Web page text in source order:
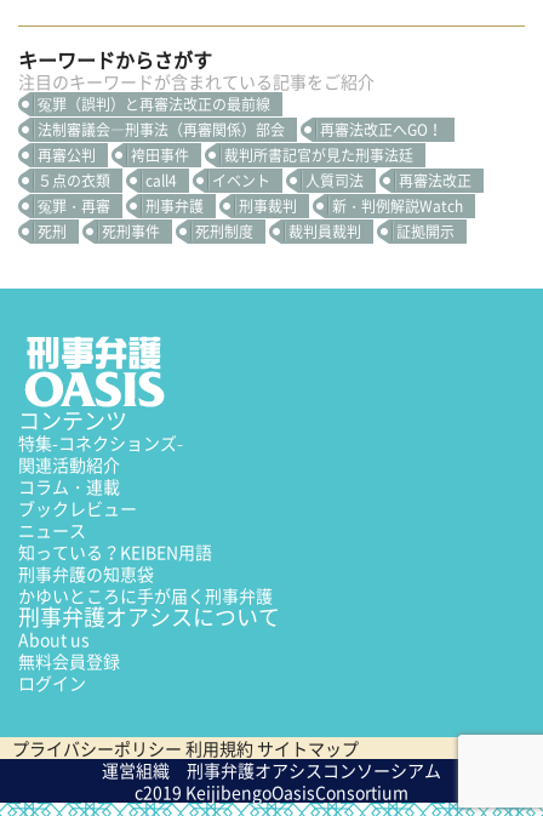
キーワードからさがす
注目のキーワードが含まれている記事をご紹介
冤罪（誤判）と再審法改正の最前線
法制審議会―刑事法（再審関係）部会
再審法改正へGO！
再審公判
袴田事件
裁判所書記官が見た刑事法廷
５点の衣類
call4 イベント 人質司法
再審法改正
冤罪・再審
刑事弁護 刑事裁判
新・判例解説Watch
死刑
死刑事件 死刑制度 裁判員裁判 証拠開示
コンテンツ
特集-コネクションズ-
関連活動紹介
コラム・連載
ブックレビュー
ニュース
知っている？KEIBEN用語
刑事弁護の知恵袋
かゆいところに手が届く刑事弁護
刑事弁護オアシスについて
About us
無料会員登録
ログイン
プライバシーポリシー 利用規約 サイトマップ
運営組織 刑事弁護オアシスコンソーシアム
c2019 KeijibengoOasisConsortium